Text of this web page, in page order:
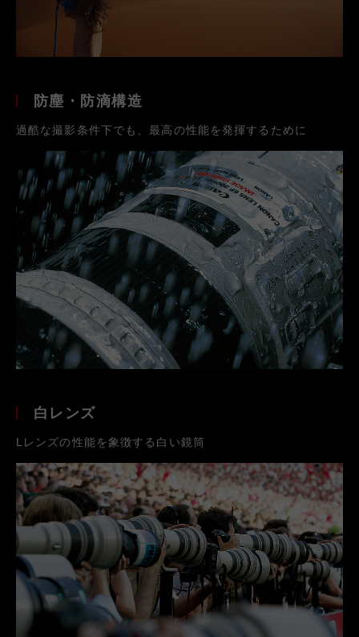
防塵・防滴構造
過酷な撮影条件下でも、最高の性能を発揮するために
白レンズ
Lレンズの性能を象徴する白い鏡筒